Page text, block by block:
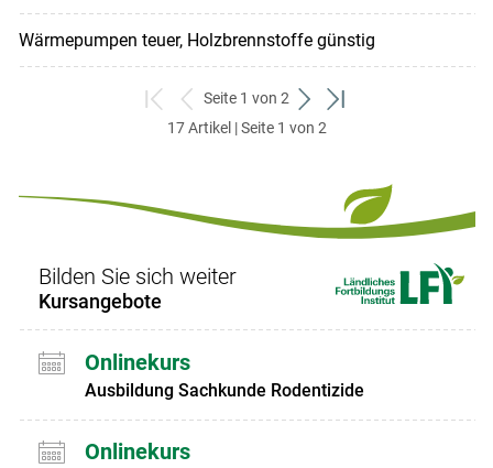
Wärmepumpen teuer, Holzbrennstoffe günstig
zum
ersten
zurück
zum
Seite 1 von 2
weiter
zum
zum
17 Artikel | Seite 1 von 2
Bilden Sie sich weiter
Kursangebote
Onlinekurs
Ausbildung Sachkunde Rodentizide
Onlinekurs